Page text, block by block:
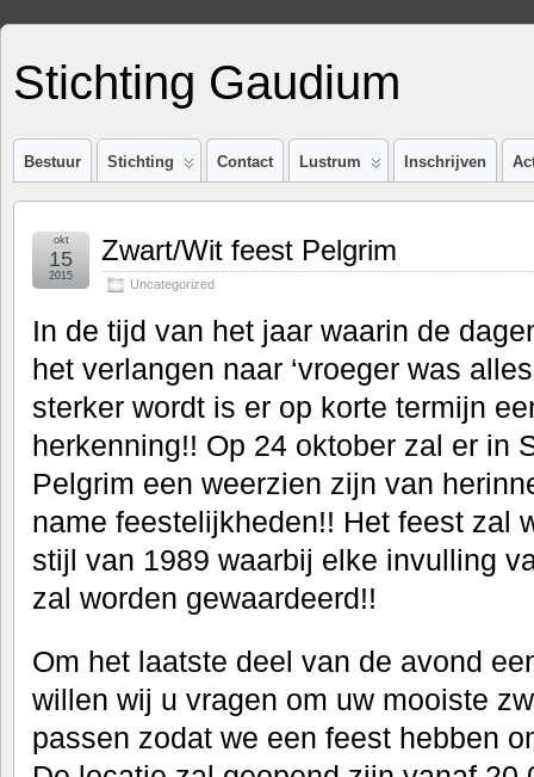
Stichting Gaudium
Bestuur Stichting Contact Lustrum Inschrijven
Zwart/Wit feest Pelgrim
Uncategorized
okt
15
2015
In de tijd van het jaar waarin de
het verlangen naar ‘vroeger was
sterker wordt is er op korte termijn
herkenning!! Op 24 oktober zal er in
Pelgrim een weerzien zijn van
name feestelijkheden!! Het feest zal
stijl van 1989 waarbij elke invulling
zal worden gewaardeerd!!
Om het laatste deel van de avond
willen wij u vragen om uw mooiste
passen zodat we een feest hebben